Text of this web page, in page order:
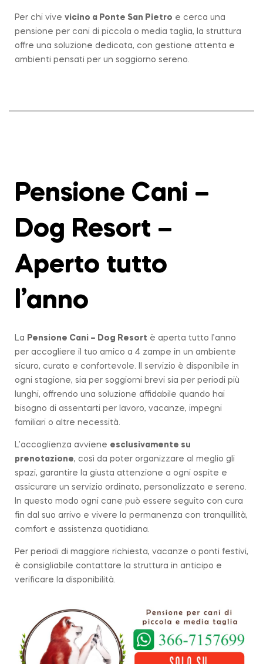
Per chi vive vicino a Ponte San Pietro e cerca una
pensione per cani di piccola o media taglia, la struttura
offre una soluzione dedicata, con gestione attenta e
ambienti pensati per un soggiorno sereno.
Pensione Cani –
Dog Resort –
Aperto tutto
l’anno
La Pensione Cani – Dog Resort è aperta tutto l’anno
per accogliere il tuo amico a 4 zampe in un ambiente
sicuro, curato e confortevole. Il servizio è disponibile in
ogni stagione, sia per soggiorni brevi sia per periodi più
lunghi, offrendo una soluzione affidabile quando hai
bisogno di assentarti per lavoro, vacanze, impegni
familiari o altre necessità.
L’accoglienza avviene esclusivamente su
prenotazione, così da poter organizzare al meglio gli
spazi, garantire la giusta attenzione a ogni ospite e
assicurare un servizio ordinato, personalizzato e sereno.
In questo modo ogni cane può essere seguito con cura
fin dal suo arrivo e vivere la permanenza con tranquillità,
comfort e assistenza quotidiana.
Per periodi di maggiore richiesta, vacanze o ponti festivi,
è consigliabile contattare la struttura in anticipo e
verificare la disponibilità.